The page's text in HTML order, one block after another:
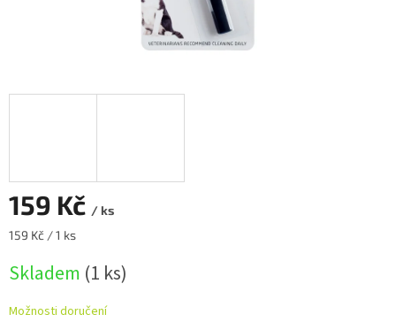
159 Kč / ks
Měrná
159 Kč / 1 ks
Skladem (1 ks)
Možnosti doručení